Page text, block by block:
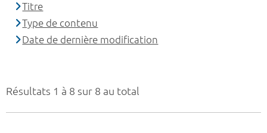
Résultats 1 à 8 sur 8 au total
Titre
Type de contenu
Date de dernière modification